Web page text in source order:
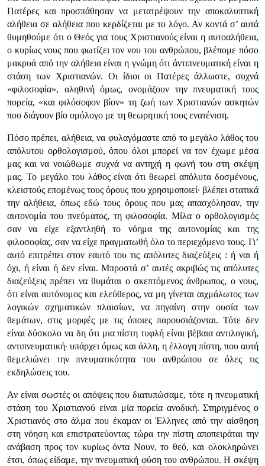
Πατέρες και προσπάθησαν να μετατρέψουν την αποκαλυπτική
αλήθεια σε αλήθεια που κερδίζεται με το λόγο. Αν κοντά σ’ αυτά
θυμηθούμε ότι ο Θεός για τους Χριστιανούς είναι η αυτοαλήθεια,
ο κυρίως νους που φωτίζει τον νου του ανθρώπου, βλέπομε πόσο
μακρυά από την αλήθεια είναι η γνώμη ότι άντιπνευματική είναι η
στάση των Χριστιανών. Οι ίδιοι οι Πατέρες άλλωστε, συχνά
«φιλοσοφία», αληθινή όμως, ονομάζουν την πνευματική τους
πορεία, «και φιλόσοφον βίον» τη ζωή των Χριστιανών ασκητών
που διάγουν βίο ομόλογο με τη θεωρητική τους ενατένιση.
Πόσο πρέπει, αλήθεια, να φυλαγόμαστε από το μεγάλο λάθος του
απόλυτου ορθολογισμού, όπου όλοι μπορεί να τον έχωμε μέσα
μας και να νοιώθωμε συχνά να αντηχή η φωνή του στη σκέψη
μας. Το μεγάλο του λάθος είναι ότι θεωρεί απόλυτα δοσμένους,
κλειστούς επομένως τους όρους που χρησιμοποιεί· βλέπει στατικά
την αλήθεια, όπως εδώ τους όρους που μας απασχόλησαν, την
αυτονομία του πνεύματος, τη φιλοσοφία. Μίλα ο ορθολογισμός
σαν να είχε εξαντληθή το νόημα της αυτονομίας και της
φιλοσοφίας, σαν να είχε πραγματωθή όλο το περιεχόμενο τους. Γι’
αυτό επιτρέπει στον εαυτό του τις απόλυτες διαζεύξεις : ή ναι ή
όχι, ή είναι ή δεν είναι. Μπροστά σ’ αυτές ακριβώς τις απόλυτες
διαζεύξεις πρέπει να θυμάται ο σκεπτόμενος άνθρωπος, ο νους,
ότι είναι αυτόνομος και ελεύθερος, να μη γίνεται αιχμάλωτος των
λογικών σχηματικών πλαισίων, να πηγαίνη στην ουσία των
θεμάτων, στις μορφές με τις όποιες παρουσιάζονται. Τότε δεν
είναι δύσκολο να δη ότι μια πίστη τυφλή είναι βέβαια αντιλογική,
αντιπνευματική· υπάρχει όμως και άλλη, η έλλογη πίστη, που αυτή
θεμελιώνει την πνευματικότητα του ανθρώπου σε όλες τις
εκδηλώσεις του.
Αν είναι σωστές οι απόψεις που διατυπώσαμε, τότε η πνευματική
στάση του Χριστιανού είναι μία πορεία ανοδική. Στηριγμένος ο
Χριστιανός στο άλμα που έκαμαν οι Έλληνες από την αίσθηση
στη νόηση και επιστρατεύοντας τώρα την πίστη αποπειράται την
ανάβαση προς τον κυρίως όντα Νουν, το θεό, και ολοκληρώνει
έτσι, όπως είδαμε, την πνευματική φύση του ανθρώπου. Η σκέψη